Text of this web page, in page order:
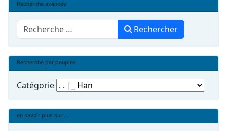
Recherche avancée
Rechercher Rechercher
Recherche par peuples
Catégorie
en savoir plus sur ...